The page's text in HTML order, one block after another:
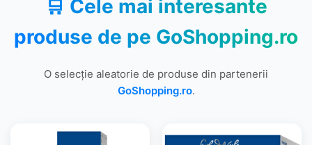
🛒 Cele mai interesante
produse de pe GoShopping.ro
O selecție aleatorie de produse din partenerii
GoShopping.ro.